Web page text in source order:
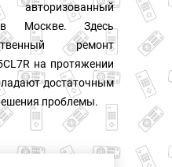
Москве. Здесь
ремонт
на протяжении
достаточным
проблемы.